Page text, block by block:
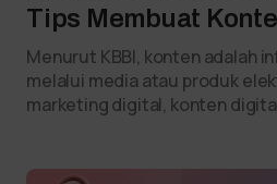
Tips Membuat
Menurut KBBI, konten adalah
melalui media atau produk
marketing digital, konten